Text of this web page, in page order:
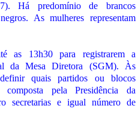
Há predomínio de brancos
As mulheres representam
as 13h30 para registrarem a
da Mesa Diretora (SGM). Às
quais partidos ou blocos
pela Presidência da
secretarias e igual número de